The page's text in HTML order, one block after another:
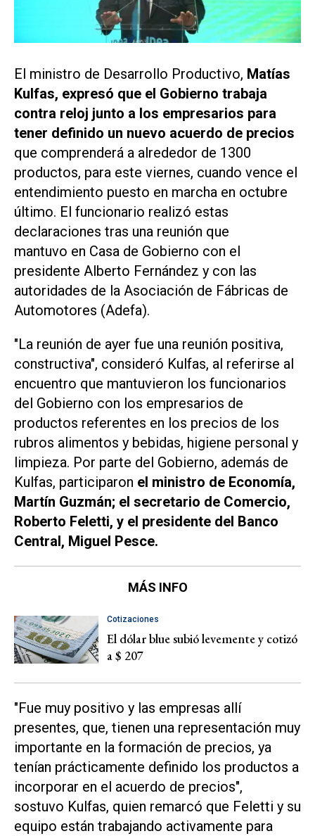
El ministro de Desarrollo Productivo, Matías
Kulfas, expresó que el Gobierno trabaja
contra reloj junto a los empresarios para
tener definido un nuevo acuerdo de precios
que comprenderá a alrededor de 1300
productos, para este viernes, cuando vence el
entendimiento puesto en marcha en octubre
último. El funcionario realizó estas
declaraciones tras una reunión que
mantuvo en Casa de Gobierno con el
presidente Alberto Fernández y con las
autoridades de la Asociación de Fábricas de
Automotores (Adefa).
"La reunión de ayer fue una reunión positiva,
constructiva", consideró Kulfas, al referirse al
encuentro que mantuvieron los funcionarios
del Gobierno con los empresarios de
productos referentes en los precios de los
rubros alimentos y bebidas, higiene personal y
limpieza. Por parte del Gobierno, además de
Kulfas, participaron el ministro de Economía,
Martín Guzmán; el secretario de Comercio,
Roberto Feletti, y el presidente del Banco
Central, Miguel Pesce.
MÁS INFO
Cotizaciones
El dólar blue subió levemente y cotizó
a $ 207
"Fue muy positivo y las empresas allí
presentes, que, tienen una representación muy
importante en la formación de precios, ya
tenían prácticamente definido los productos a
incorporar en el acuerdo de precios",
sostuvo Kulfas, quien remarcó que Feletti y su
equipo están trabajando activamente para